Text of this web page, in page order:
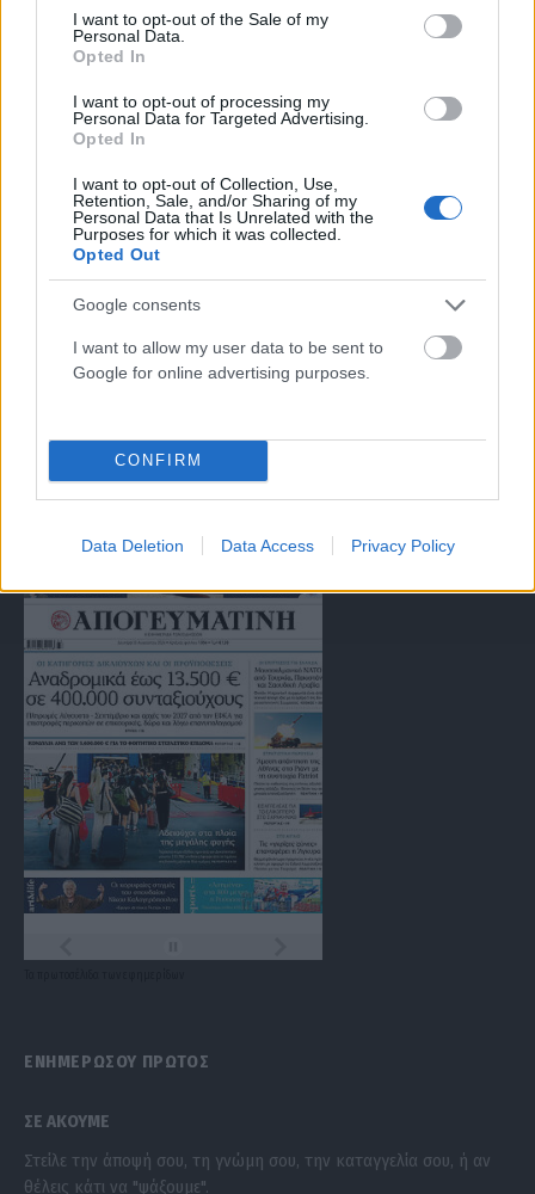
consent section.
I want to opt-out of the Sale of my
Personal Data.
Opted In
I want to opt-out of processing my
Personal Data for Targeted Advertising.
Opted In
I want to opt-out of Collection, Use,
Retention, Sale, and/or Sharing of my
Personal Data that Is Unrelated with the
Purposes for which it was collected.
Opted Out
Google consents
I want to allow my user data to be sent to
Google for online advertising purposes.
CONFIRM
Data Deletion Data Access Privacy Policy
Η εταιρεία με την επωνυμία “POLITICAL MEDIA GROUP A.E.” και κατ’
επέκταση η ιστοσελίδα που κατέχει αυτή “www.paraskhnio.gr”
συμμορφώνονται με τη Σύσταση (ΕΕ) 2018/334 της Επιτροπής της 1ης
Μαρτίου 2018 σχετικά με τα μέτρα για την αποτελεσματική
αντιμετώπιση του παράνομου περιεχομένου στο διαδίκτυο (L 63).
Μοναδικός αριθμός Μ.Η.Τ. 262047
press@paraskhnio.gr
ΤΑ ΠΡΩΤΟΣΕΛΙΔΑ ΣΗΜΕΡΑ
ΕΝΗΜΕΡΩΣΟΥ ΠΡΩΤΟΣ
ΣΕ ΑΚΟΥΜΕ
Στείλε την άποψή σου, τη γνώμη σου, την καταγγελία σου, ή αν
θέλεις κάτι να "ψάξουμε".